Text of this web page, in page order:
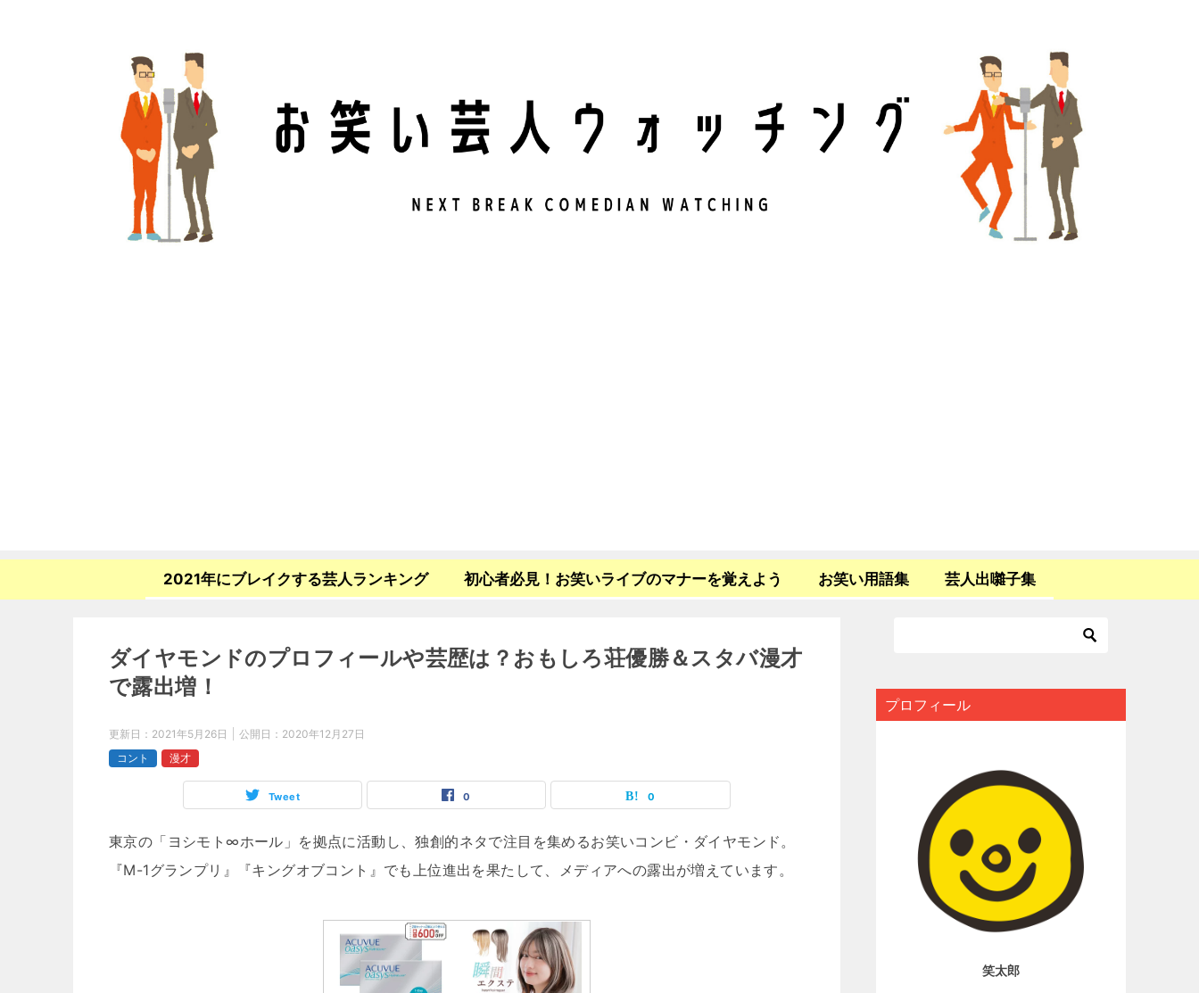
2021年にブレイクする芸人ランキング 初心者必見！お笑いライブのマナーを覚えよう お笑い用語集 芸人出囃子集
ダイヤモンドのプロフィールや芸歴は？おもしろ荘優勝＆スタバ漫才
で露出増！
更新日： 2021年5月26日 公開日： 2020年12月27日
コント
漫才
Tweet 0 0
東京の「ヨシモト∞ホール」を拠点に活動し、独創的ネタで注目を集めるお笑いコンビ・ダイヤモンド。
『M-1グランプリ』『キングオブコント』でも上位進出を果たして、メディアへの露出が増えています。
プロフィール
笑太郎